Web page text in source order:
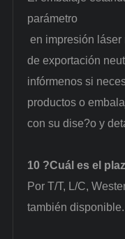
parámetro
en impresión láser
de exportación
infórmenos si
productos o
con su dise?o y
10 ?Cuál es el
Por T/T, L/C,
también disponible.